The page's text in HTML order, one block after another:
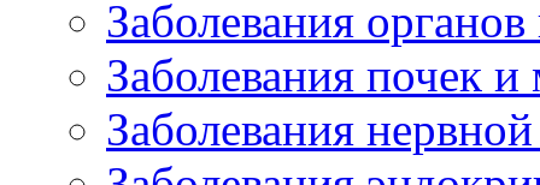
Заболевания
Заболевания почек
Заболевания